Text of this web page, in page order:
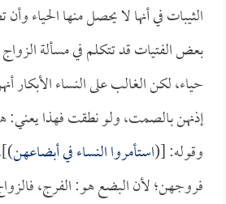
الثيبات في أنها لا يحصل منها الحياء
بعض الفتيات قد تتكلم في مسألة
حياء، لكن الغالب على النساء الأبكار
إذنهن بالصمت، ولو نطقت فهذا
وقوله: [(استأمروا النساء في أبضاعهن
فروجهن؛ لأن البضع هو: الفرج،